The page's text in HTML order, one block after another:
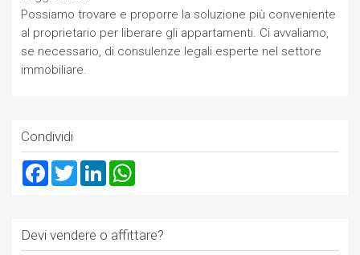
Possiamo trovare e proporre la soluzione più conveniente
al proprietario per liberare gli appartamenti. Ci avvaliamo,
se necessario, di consulenze legali esperte nel settore
immobiliare.
Condividi
Facebook
TwitterLinkedIn
Devi vendere o affittare?